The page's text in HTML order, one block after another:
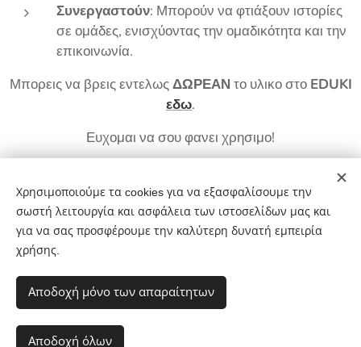
Συνεργαστούν: Μπορούν να φτιάξουν ιστορίες
σε ομάδες, ενισχύοντας την ομαδικότητα και την
επικοινωνία.
Μπορεις να βρεις εντελωςΔΩΡΕΑΝ το υλικο στο EDUKI
εδω.
Ευχομαι να σου φανει χρησιμο!
Share
ΜΑΥΡΟΠΙΝΑΚΑΣ BY EFFIE PAPANASTASIOY
Διατηρούνται όλα τα δικαιώματα 2017-2026
Χρησιμοποιούμε τα cookies για να εξασφαλίσουμε την
σωστή λειτουργία και ασφάλεια των ιστοσελίδων μας και
για να σας προσφέρουμε την καλύτερη δυνατή εμπειρία
χρήσης.
Αποδοχή μόνο των απαραίτητων
Αποδοχή όλων